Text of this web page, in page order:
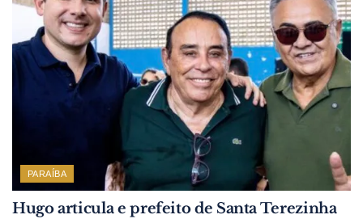
PARAÍBA
Hugo articula e prefeito de Santa Terezinha